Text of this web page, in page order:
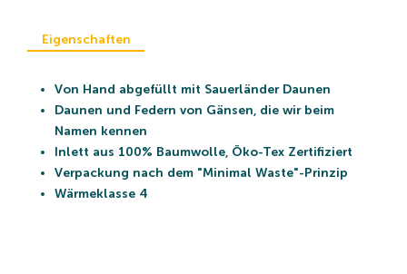
Eigenschaften
Von Hand abgefüllt mit Sauerländer Daunen
Daunen und Federn von Gänsen, die wir beim
Namen kennen
Inlett aus 100% Baumwolle, Öko-Tex Zertifiziert
Verpackung nach dem "Minimal Waste"-Prinzip
Wärmeklasse 4